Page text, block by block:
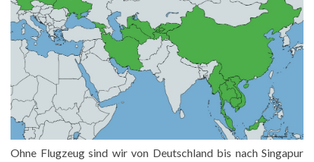
Ohne Flugzeug sind wir von Deutschland bis nach Singapur